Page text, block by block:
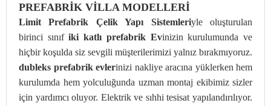
PREFABRİK VİLLA MODELLERİ
Limit Prefabrik Çelik Yapı Sistemleriyle oluşturulan
birinci sınıfiki katlı prefabrik Evinizin kurulumunda ve
hiçbir koşulda siz sevgili müşterilerimizi yalnız bırakmıyoruz.
dubleks prefabrik evlerinizi nakliye aracına yüklerken hem
kurulumda hem yolculuğunda uzman montaj ekibimiz sizler
için yardımcı oluyor. Elektrik ve sıhhi tesisat yapılandırılıyor.